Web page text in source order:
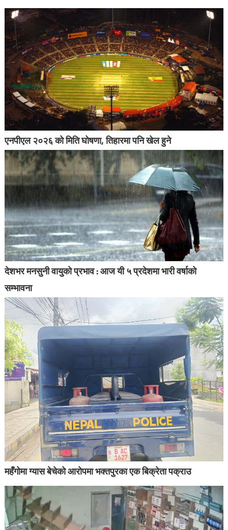
एनपीएल २०२६ को मिति घोषणा, तिहारमा पनि खेल हुने
देशभर मनसुनी वायुको प्रभाव : आज यी ५ प्रदेशमा भारी वर्षाको
सम्भावना
महँगोमा ग्यास बेचेको आरोपमा भक्तपुरका एक बिक्रेता पक्राउ